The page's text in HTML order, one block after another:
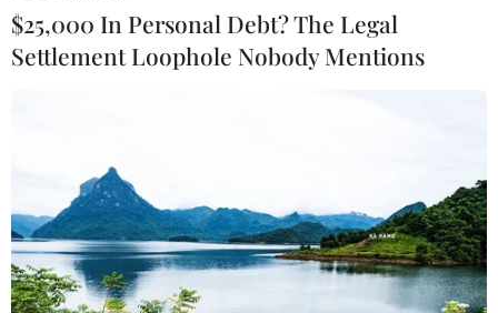
$25,000 In Personal Debt? The Legal
Settlement Loophole Nobody Mentions